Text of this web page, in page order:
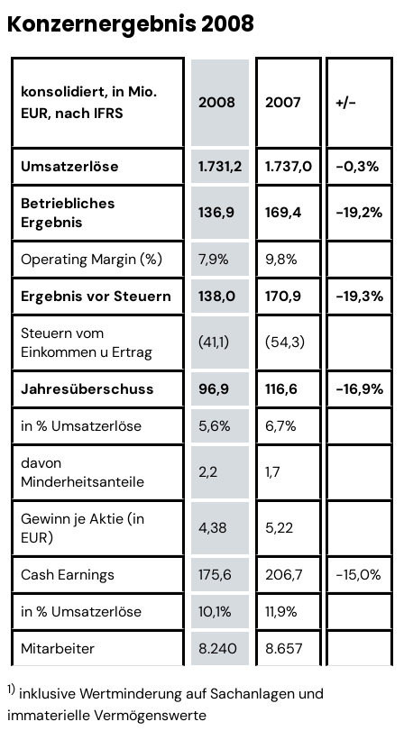
Konzernergebnis 2008
konsolidiert, in Mio.
EUR, nach IFRS
2008 2007 +/-
Umsatzerlöse 1.731,2 1.737,0
-0,3%
Betriebliches
Ergebnis
136,9 169,4 -19,2%
Operating Margin (%) 7,9%
9,8%
Ergebnis vor Steuern
138,0 170,9
-19,3%
Steuern vom
Einkommen u Ertrag
(41,1) (54,3)
Jahresüberschuss 96,9 116,6
-16,9%
in % Umsatzerlöse
5,6%
6,7%
davon
Minderheitsanteile
2,2 1,7
Gewinn je Aktie (in
EUR)
4,38 5,22
Cash Earnings 175,6 206,7
-15,0%
in % Umsatzerlöse
10,1%
11,9%
Mitarbeiter
8.240 8.657
1) inklusive Wertminderung auf Sachanlagen und
immaterielle Vermögenswerte